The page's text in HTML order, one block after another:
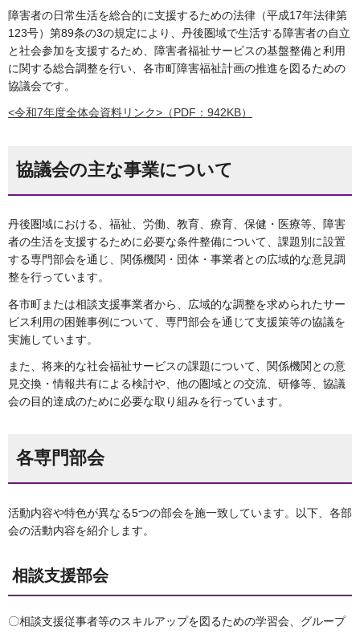
障害者の日常生活を総合的に支援するための法律（平成17年法律第
123号）第89条の3の規定により、丹後圏域で生活する障害者の自立
と社会参加を支援するため、障害者福祉サービスの基盤整備と利用
に関する総合調整を行い、各市町障害福祉計画の推進を図るための
協議会です。
<令和7年度全体会資料リンク>（PDF：942KB）
協議会の主な事業について
丹後圏域における、福祉、労働、教育、療育、保健・医療等、障害
者の生活を支援するために必要な条件整備について、課題別に設置
する専門部会を通じ、関係機関・団体・事業者との広域的な意見調
整を行っています。
各市町または相談支援事業者から、広域的な調整を求められたサー
ビス利用の困難事例について、専門部会を通じて支援策等の協議を
実施しています。
また、将来的な社会福祉サービスの課題について、関係機関との意
見交換・情報共有による検討や、他の圏域との交流、研修等、協議
会の目的達成のために必要な取り組みを行っています。
各専門部会
活動内容や特色が異なる5つの部会を施一致しています。以下、各部
会の活動内容を紹介します。
相談支援部会
〇相談支援従事者等のスキルアップを図るための学習会、グループ